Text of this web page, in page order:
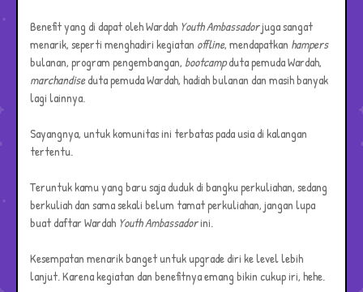
Benefit yang di dapat oleh Wardah Youth Ambassadorjuga sangat
menarik, seperti menghadiri kegiatan offline, mendapatkan hampers
bulanan, program pengembangan, bootcampduta pemuda Wardah,
marchandiseduta pemuda Wardah, hadiah bulanan dan masih banyak
lagi lainnya.
Sayangnya, untuk komunitas ini terbatas pada usia di kalangan
tertentu.
Teruntuk kamu yang baru saja duduk di bangku perkuliahan, sedang
berkuliah dan sama sekali belum tamat perkuliahan, jangan lupa
buat daftar Wardah Youth Ambassadorini.
Kesempatan menarik banget untuk upgrade diri ke level lebih
lanjut. Karena kegiatan dan benefitnya emang bikin cukup iri, hehe.